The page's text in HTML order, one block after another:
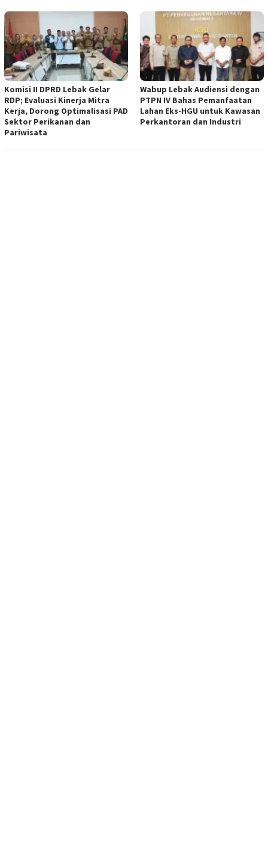
Komisi II DPRD Lebak Gelar
RDP; Evaluasi Kinerja Mitra
Kerja, Dorong Optimalisasi PAD
Sektor Perikanan dan
Pariwisata
Wabup Lebak Audiensi dengan
PTPN IV Bahas Pemanfaatan
Lahan Eks-HGU untuk Kawasan
Perkantoran dan Industri